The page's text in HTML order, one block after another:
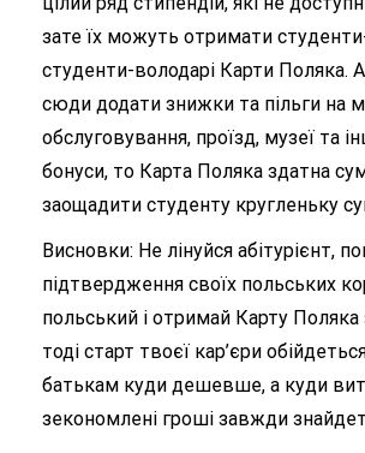
зате їх можуть отримати
студенти-володарі Карти Поляка.
сюди додати знижки та пільги на
обслуговування, проїзд, музеї та
бонуси, то Карта Поляка здатна
заощадити студенту кругленьку
Висновки: Не лінуйся абітурієнт,
підтвердження своїх польських
польський і отримай Карту Поляка
тоді старт твоєї кар’єри
батькам куди дешевше, а куди
зекономлені гроші завжди